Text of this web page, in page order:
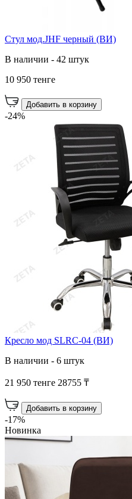
Стул мод.JHF черный (ВИ)
В наличии - 42 штук
10 950 тенге
Добавить в корзину
-24%
Кресло мод SLRC-04 (ВИ)
В наличии - 6 штук
21 950 тенге 28755 ₸
Добавить в корзину
-17%
Новинка